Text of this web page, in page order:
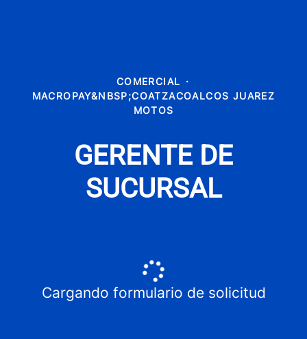
COMERCIAL ·
MACROPAY&NBSP;COATZACOALCOS JUAREZ
MOTOS
GERENTE DE
SUCURSAL
Cargando formulario de solicitud